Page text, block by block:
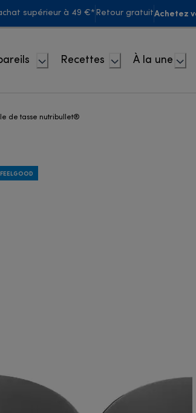
supérieur à 49 €* Retour gratuitAchetez
Recettes À la une
de tasse nutribullet®